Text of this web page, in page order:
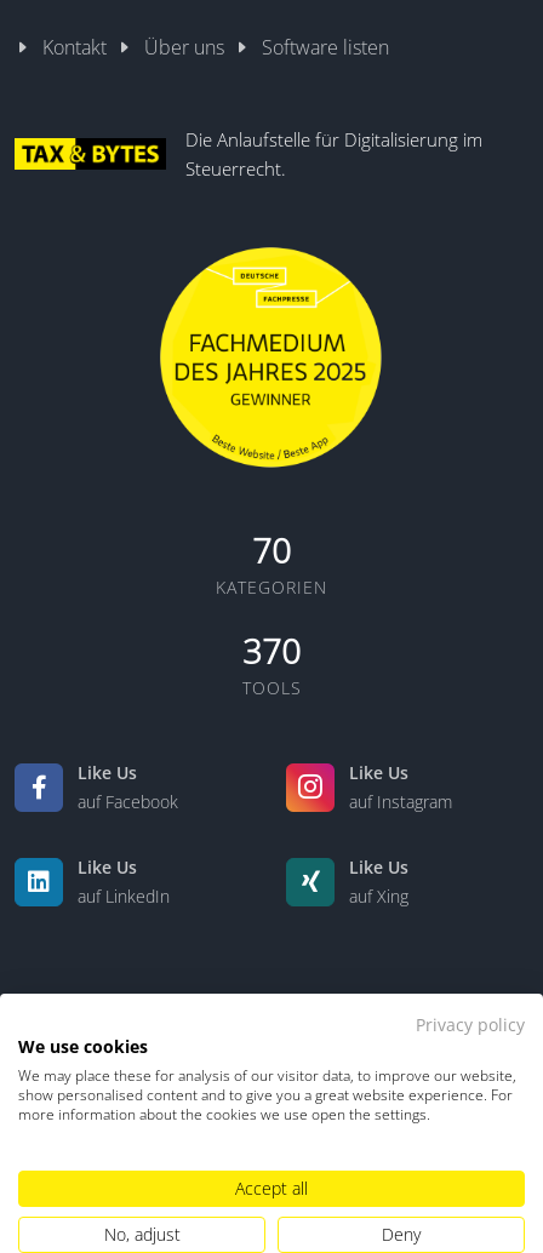
Kontakt Über uns Software listen
Die Anlaufstelle für Digitalisierung im
Steuerrecht.
70
KATEGORIEN
370
TOOLS
Like Us
auf Facebook
Like Us
auf Instagram
Like Us
auf LinkedIn
Like Us
auf Xing
Kontakt Über uns
Impressum
Hinweisgebersystem
Umgang mit KI
Privacy policy
We use cookies
We may place these for analysis of our visitor data, to improve our website,
show personalised content and to give you a great website experience. For
more information about the cookies we use open the settings.
Accept all
No, adjust
Deny